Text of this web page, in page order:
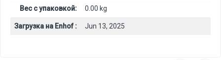
Вес с упаковкой: 0.00 kg
Загрузка на Enhof : Jun 13, 2025